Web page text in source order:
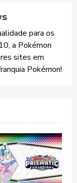
para os
a Pokémon
sites em
Pokémon!